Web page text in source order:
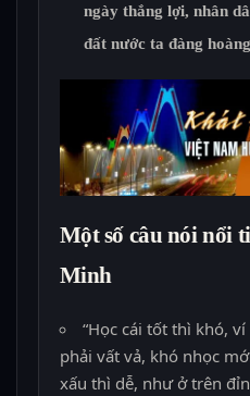
ngày thắng lợi, nhân
đất nước ta đàng
Một số câu nói nổi
Minh
“Học cái tốt thì khó,
phải vất vả, khó nhọc
xấu thì dễ, như ở trên